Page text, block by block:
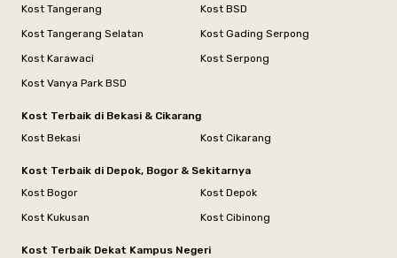
Kost Tangerang
Kost BSD
Kost Tangerang Selatan
Kost Gading Serpong
Kost Karawaci
Kost Serpong
Kost Vanya Park BSD
Kost Terbaik di Bekasi & Cikarang
Kost Bekasi
Kost Cikarang
Kost Terbaik di Depok, Bogor & Sekitarnya
Kost Bogor
Kost Depok
Kost Kukusan
Kost Cibinong
Kost Terbaik Dekat Kampus Negeri